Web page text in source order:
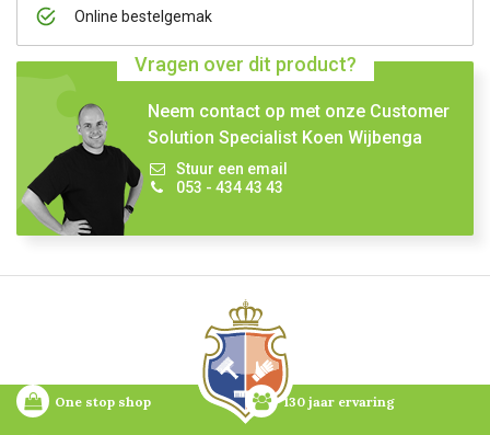
Online bestelgemak
Vragen over dit product?
Neem contact op met onze Customer
Solution Specialist Koen Wijbenga
Stuur een email
053 - 434 43 43
One stop shop 130 jaar ervaring